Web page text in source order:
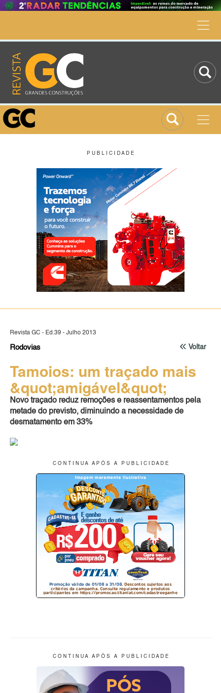
P U B L I C I D A D E
Revista GC - Ed.39 - Julho 2013
Voltar
Rodovias
Tamoios: um traçado mais
&quot;amigável&quot;
Novo traçado reduz remoções e reassentamentos pela
metade do previsto, diminuindo a necessidade de
desmatamento em 33%
C O N T I N U A A P Ó S A P U B L I C I D A D E
C O N T I N U A A P Ó S A P U B L I C I D A D E